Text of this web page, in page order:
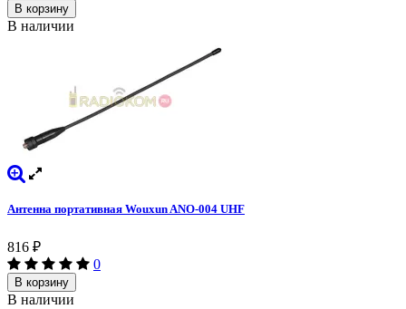
В корзину
В наличии
Антенна портативная Wouxun ANO-004 UHF
816 ₽
0
В корзину
В наличии